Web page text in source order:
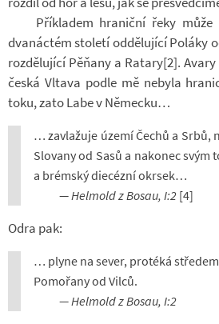
Pří­kla­dem hra­niční řeky
dva­nác­tém sto­letí od­dě­lu­jící Po­láky
roz­dě­lu­jící Pěňany a Ra­tary[2].
česká Vl­tava podle mě ne­byla
toku, zato Labe v Ně­mecku…
… za­vla­žuje území Čechů a Srbů,
Slo­vany od Sasů a na­ko­nec
a brém­ský diecézní okrsek…
— Hel­mold z Bosau, I:2 [4]
Odra pak:
… plyne na sever, pro­téká
Po­mo­řany od Vilců.
— Hel­mold z Bosau, I:2